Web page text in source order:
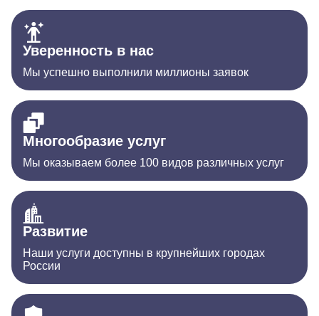
Уверенность в нас
Мы успешно выполнили миллионы заявок
Многообразие услуг
Мы оказываем более 100 видов различных услуг
Развитие
Наши услуги доступны в крупнейших городах
России